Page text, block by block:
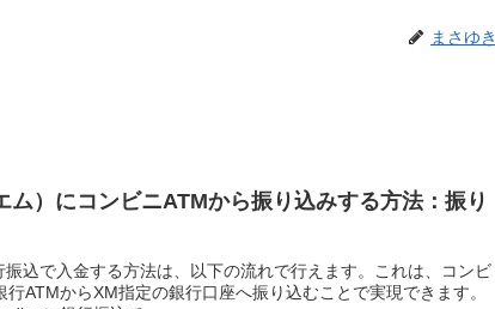
まさゆき
）にコンビニATMから振り込みする方法：振り
込で入金する方法は、以下の流れで行えます。これは、コンビ
ATMからXM指定の銀行口座へ振り込むことで実現できます。